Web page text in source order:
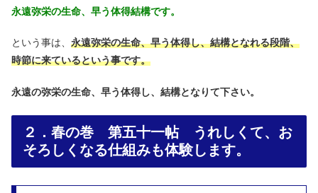
永遠弥栄の生命、早う体得結構です。
という事は、 永遠弥栄の生命、早う体得し、結構となれる段階、
時節に来ているという事です。
永遠の弥栄の生命、早う体得し、結構となりて下さい。
２．春の巻 第五十一帖 うれしくて、お
そろしくなる仕組みも体験します。